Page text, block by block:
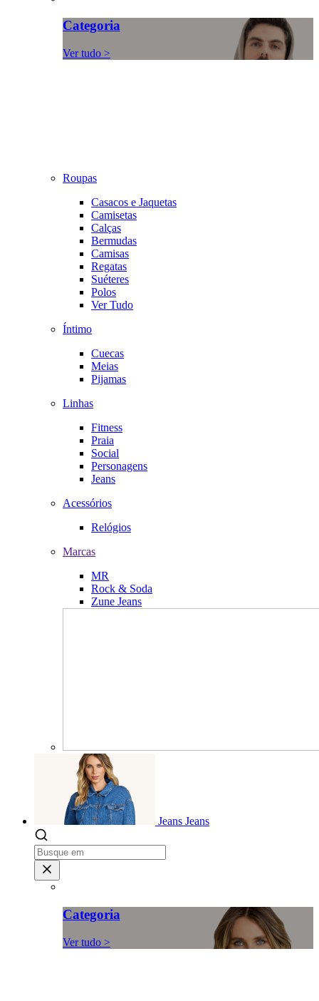
Categoria
Ver tudo >
Roupas
Casacos e Jaquetas
Camisetas
Calças
Bermudas
Camisas
Regatas
Suéteres
Polos
Ver Tudo
Íntimo
Cuecas
Meias
Pijamas
Linhas
Fitness
Praia
Social
Personagens
Jeans
Acessórios
Relógios
Marcas
MR
Rock & Soda
Zune Jeans
Jeans Jeans
Categoria
Ver tudo >